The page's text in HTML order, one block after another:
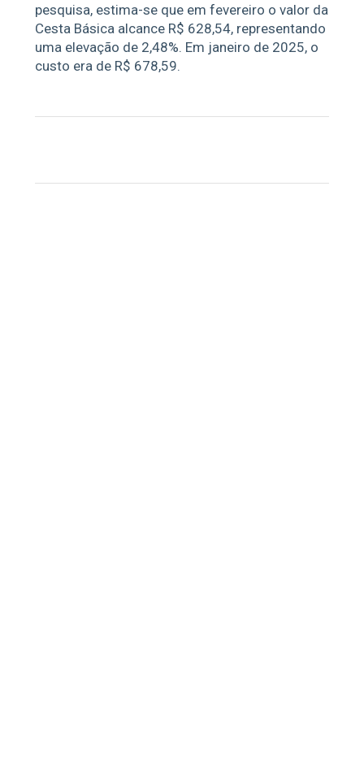
pesquisa, estima-se que em fevereiro o valor da
Cesta Básica alcance R$ 628,54, representando
uma elevação de 2,48%. Em janeiro de 2025, o
custo era de R$ 678,59.